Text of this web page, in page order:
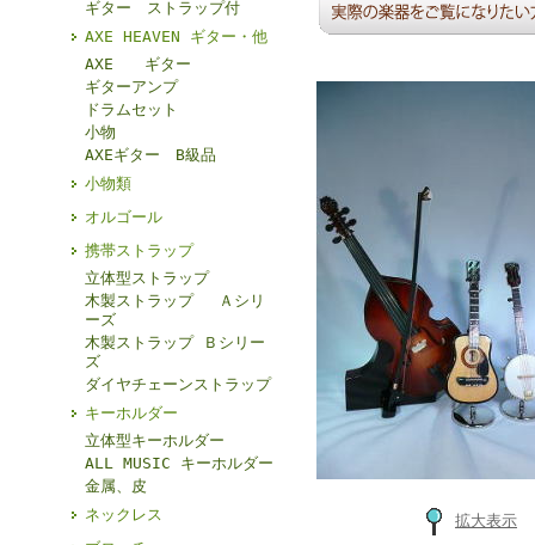
ギター ストラップ付
AXE HEAVEN ギター・他
AXE ギター
ギターアンプ
ドラムセット
小物
AXEギター B級品
小物類
オルゴール
携帯ストラップ
立体型ストラップ
木製ストラップ Ａシリ
ーズ
木製ストラップ Ｂシリー
ズ
ダイヤチェーンストラップ
キーホルダー
立体型キーホルダー
ALL MUSIC キーホルダー
金属、皮
ネックレス
拡大表示